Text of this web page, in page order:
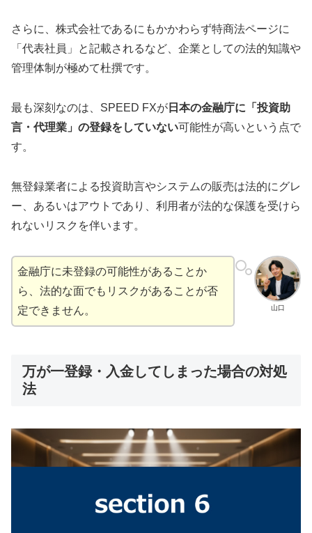
さらに、株式会社であるにもかかわらず特商法ページに
「代表社員」と記載されるなど、企業としての法的知識や
管理体制が極めて杜撰です。
最も深刻なのは、SPEED FXが 日本の金融庁に「投資助
言・代理業」の登録をしていない可能性が高いという点で
す。
無登録業者による投資助言やシステムの販売は法的にグレ
ー、あるいはアウトであり、利用者が法的な保護を受けら
れないリスクを伴います。
山口
金融庁に未登録の可能性があることか
ら、法的な面でもリスクがあることが否
定できません。
万が一登録・入金してしまった場合の対処
法